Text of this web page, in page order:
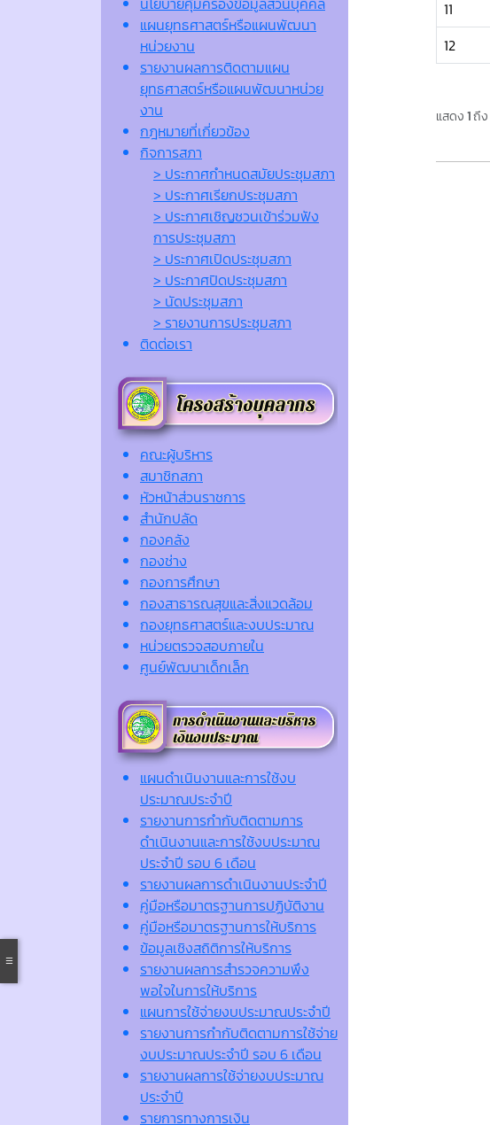
แผนยุทธศาสตร์หรือแผนพัฒนา
หน่วยงาน
รายงานผลการติดตามแผน
ยุทธศาสตร์หรือแผนพัฒนาหน่วย
งาน
กฎหมายที่เกี่ยวข้อง
กิจการสภา
> ประกาศกำหนดสมัยประชุมสภา
> ประกาศเรียกประชุมสภา
> ประกาศเชิญชวนเข้าร่วมฟัง
การประชุมสภา
> ประกาศเปิดประชุมสภา
> ประกาศปิดประชุมสภา
> นัดประชุมสภา
> รายงานการประชุมสภา
ติดต่อเรา
คณะผู้บริหาร
สมาชิกสภา
หัวหน้าส่วนราชการ
สำนักปลัด
กองคลัง
กองช่าง
กองการศึกษา
กองสาธารณสุขและสิ่งแวดล้อม
กองยุทธศาสตร์และงบประมาณ
หน่วยตรวจสอบภายใน
ศูนย์พัฒนาเด็กเล็ก
แผนดำเนินงานและการใช้งบ
ประมาณประจำปี
รายงานการกำกับติดตามการ
ดำเนินงานและการใช้งบประมาณ
ประจำปี รอบ 6 เดือน
รายงานผลการดำเนินงานประจำปี
คู่มือหรือมาตรฐานการปฏิบัติงาน
คู่มือหรือมาตรฐานการให้บริการ
ข้อมูลเชิงสถิติการให้บริการ
รายงานผลการสำรวจความพึง
พอใจในการให้บริการ
แผนการใช้จ่ายงบประมาณประจำปี
รายงานการกำกับติดตามการใช้จ่าย
งบประมาณประจำปี รอบ 6 เดือน
รายงานผลการใช้จ่ายงบประมาณ
ประจำปี
รายการทางการเงิน
11
12
แสดง1ถึง